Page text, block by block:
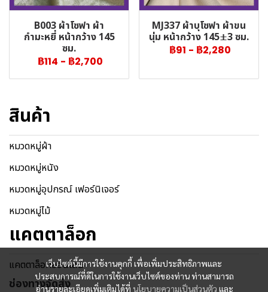
B003 ผ้าโซฟา ผ้า
กำมะหยี่ หน้ากว้าง 145
ซม.
฿114 - ฿2,700
MJ337 ผ้าบุโซฟา ผ้าขน
นุ่ม หน้ากว้าง 145±3 ซม.
฿91 - ฿2,280
เว็บไซต์นี้มีการใช้งานคุกกี้ เพื่อเพิ่มประสิทธิภาพและ
ประสบการณ์ที่ดีในการใช้งานเว็บไซต์ของท่าน ท่านสามารถ
อ่านรายละเอียดเพิ่มเติมได้ที่ นโยบายความเป็นส่วนตัว และ
สินค้า
หมวดหมู่ผ้า
หมวดหมู่หนัง
หมวดหมู่อุปกรณ์ เฟอร์นิเจอร์
หมวดหมู่ไม้
แคตตาล็อก
แคตตาล็อกออนไลน์
ช่องทางจัดส่ง